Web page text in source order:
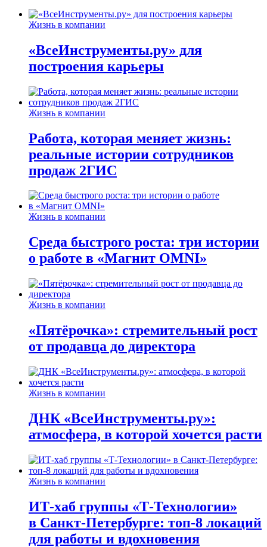
Жизнь в компании
«ВсеИнструменты.ру» для
построения карьеры
Жизнь в компании
Работа, которая меняет жизнь:
реальные истории сотрудников
продаж 2ГИС
Жизнь в компании
Среда быстрого роста: три истории
о работе в «Магнит OMNI»
Жизнь в компании
«Пятёрочка»: стремительный рост
от продавца до директора
Жизнь в компании
ДНК «ВсеИнструменты.ру»:
атмосфера, в которой хочется расти
Жизнь в компании
ИТ-хаб группы «Т-Технологии»
в Санкт-Петербурге: топ-8 локаций
для работы и вдохновения